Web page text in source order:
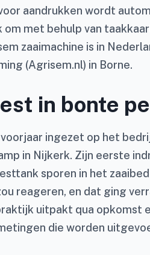
aandrukken wordt
om met behulp van
zaaimachine is in
(Agrisem.nl) in Borne.
in bonte
voorjaar ingezet op het
in Nijkerk. Zijn eerste
sporen in het
reageren, en dat ging
uitpakt qua opkomst
die worden